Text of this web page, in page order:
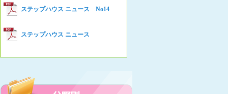
女性の家HELP ネットワークニュー
ス No.90
女性の家HELP ネットワークニュー
ス No.89
女性の家HELP ネットワークニュー
ス No.87
ステップハウス ニュース No14
ステップハウス ニュース